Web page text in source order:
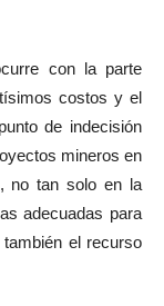
con la parte
costos y el
de indecisión
mineros en
no tan solo en la
adecuadas para
el recurso